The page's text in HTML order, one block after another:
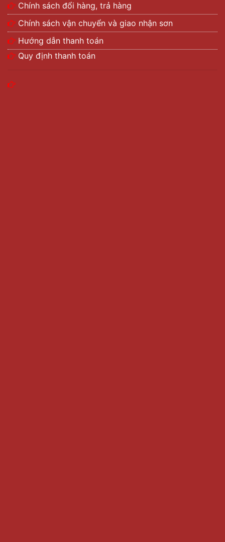
Chính sách đổi hàng, trả hàng
Chính sách vận chuyển và giao nhận sơn
Hướng dẫn thanh toán
Quy định thanh toán